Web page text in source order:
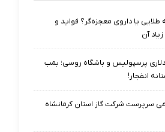
طلایی یا داروی معجزه‌گر؟ فواید و
آن
هزار دلاری پرسپولیس و باشگاه روسی؛ بمب
انفجار!
سرپرست شرکت گاز استان کرمانشاه